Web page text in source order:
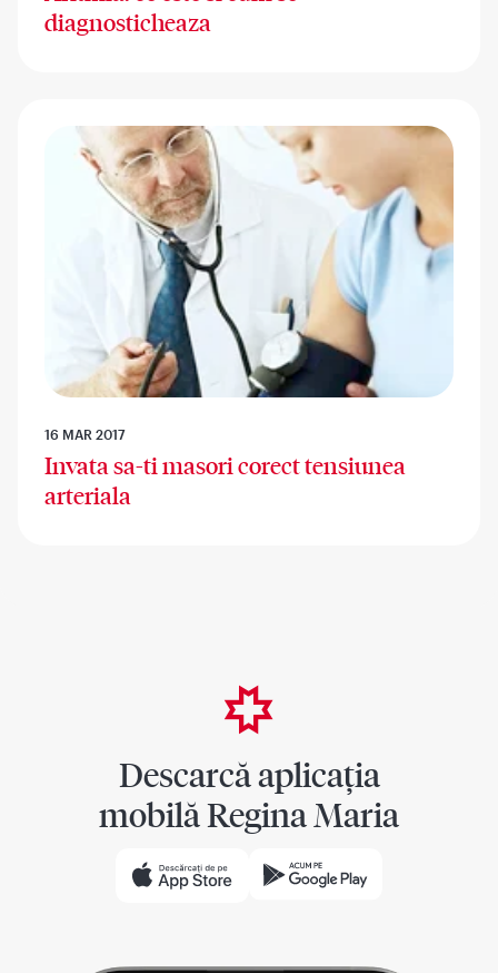
diagnosticheaza
16 MAR 2017
Invata sa-ti masori corect tensiunea
arteriala
Descarcă aplicația
mobilă Regina Maria